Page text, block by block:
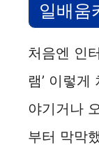
일배움
처음엔 인
램’ 이렇
야기거나
부터 막막